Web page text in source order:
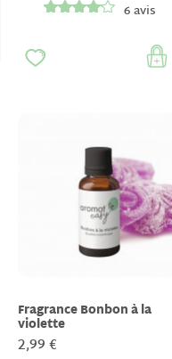
6 avis
Fragrance Bonbon à la
violette
2,99 €